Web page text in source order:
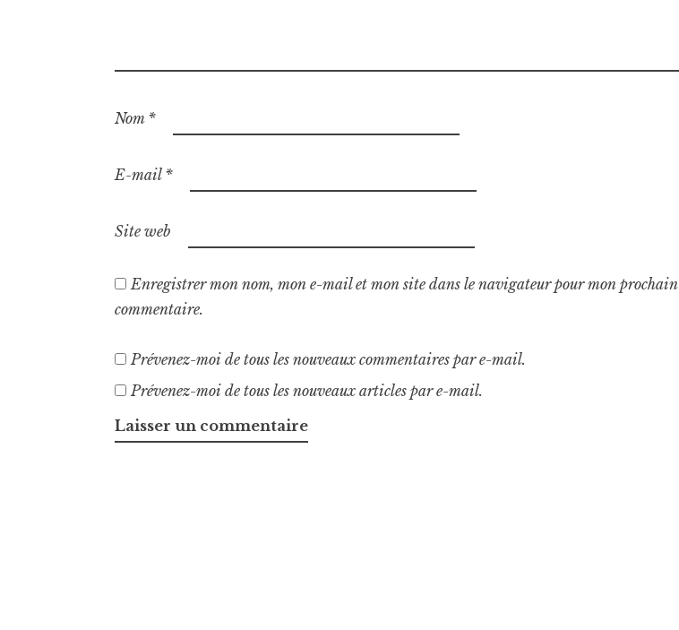
Nom *
E-mail *
Site web
Enregistrer mon nom, mon e-mail et mon site dans le navigateur pour mon prochain
commentaire.
Prévenez-moi de tous les nouveaux commentaires par e-mail.
Prévenez-moi de tous les nouveaux articles par e-mail.